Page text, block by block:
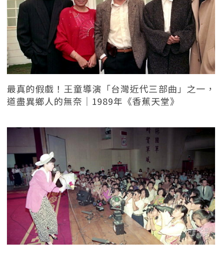
最真的假戲！王童導演「台灣近代三部曲」之一，
道盡異鄉人的無奈｜1989年《香蕉天堂》